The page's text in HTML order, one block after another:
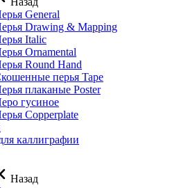
General
Drawing & Mapping
Italic
Ornamental
Round Hand
перья Tape
плаканые Poster
гусиное
Copperplate
каллиграфии
Назад